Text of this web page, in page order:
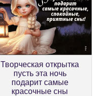
Творческая открытка
пусть эта ночь
подарит самые
красочные сны